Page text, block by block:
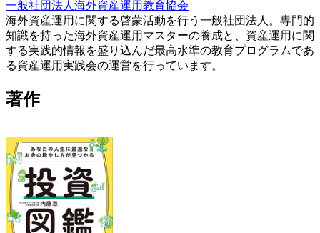
一般社団法人海外資産運用教育協会
海外資産運用に関する啓蒙活動を行う一般社団法人。専門的
知識を持った海外資産運用マスターの養成と、資産運用に関
する実践的情報を盛り込んだ最高水準の教育プログラムであ
る資産運用実践会の運営を行っています。
著作